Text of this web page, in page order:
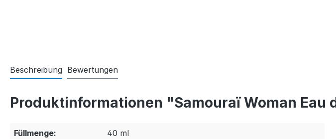
Beschreibung Bewertungen
Produktinformationen "Samouraï Woman Eau
Füllmenge:
40 ml